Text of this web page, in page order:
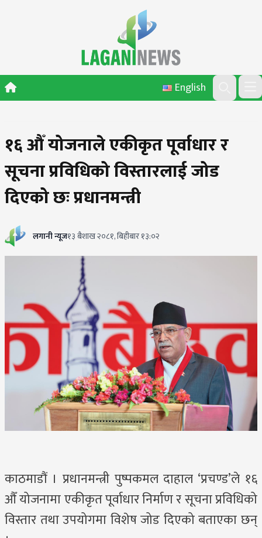
English
Search
१६ औँ योजनाले एकीकृत पूर्वाधार र
सूचना प्रविधिको विस्तारलाई जोड
दिएको छः प्रधानमन्त्री
लगानी न्यूज१३ बैशाख २०८१, बिहीबार १३:०२
काठमाडौं । प्रधानमन्त्री पुष्पकमल दाहाल ‘प्रचण्ड’ले १६
औँ योजनामा एकीकृत पूर्वाधार निर्माण र सूचना प्रविधिको
विस्तार तथा उपयोगमा विशेष जोड दिएको बताएका छन्